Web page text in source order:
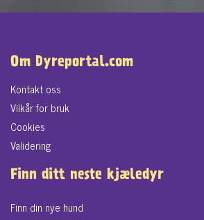
Om Dyreportal.com
Kontakt oss
Vilkår for bruk
Cookies
Validering
Finn ditt neste kjæledyr
Finn din nye hund